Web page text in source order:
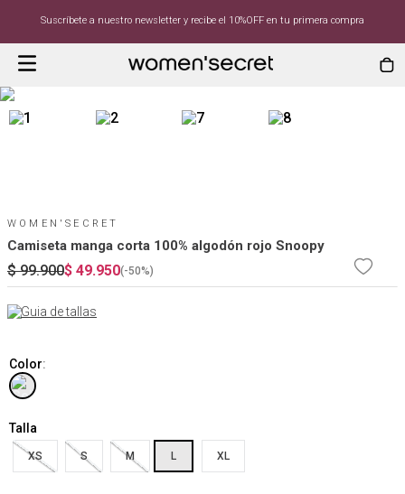
Suscríbete a nuestro newsletter y recibe el 10%OFF en tu primera compra
WOMEN'SECRET
Camiseta manga corta 100% algodón rojo Snoopy
$ 99.900$ 49.950(-50%)
Guia de tallas
Color:
Talla
XS S M L XL